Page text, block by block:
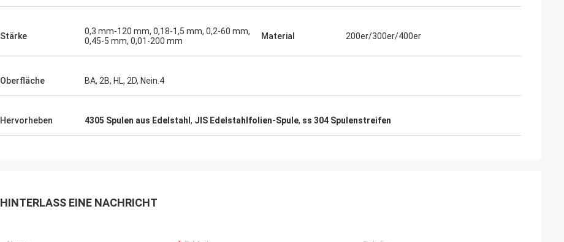
Stärke
0,3 mm-120 mm, 0,18-1,5 mm, 0,2-60 mm,
0,45-5 mm, 0,01-200 mm
Material 200er/300er/400er
Oberfläche BA, 2B, HL, 2D, Nein.4
Hervorheben 4305 Spulen aus Edelstahl , JIS Edelstahlfolien-Spule, ss 304 Spulenstreifen
HINTERLASS EINE NACHRICHT